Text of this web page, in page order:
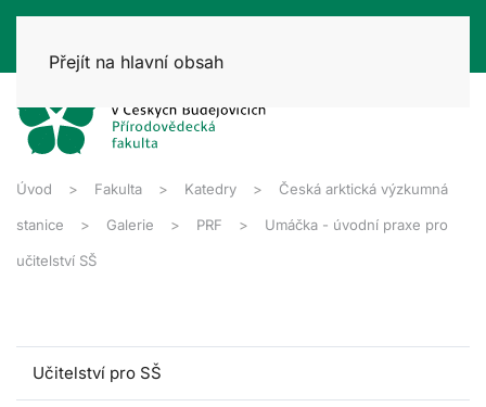
Přejít na hlavní obsah
Úvod Fakulta Katedry Česká arktická výzkumná
stanice Galerie PRF Umáčka - úvodní praxe pro
učitelství SŠ
Učitelství pro SŠ